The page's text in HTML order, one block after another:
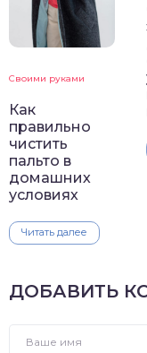
Своими руками
Как
правильно
чистить
пальто в
домашних
условиях
Читать далее
ДОБАВИТЬ